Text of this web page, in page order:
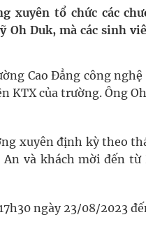
ngoại viện toàn quốc
lực tăng trưởng mới của
quyền địa phương hai cấp
nghị của chuyên gia
xuyên tổ chức các
Oh Duk, mà các sinh
Cao Đẳng công
KTX của trường. Ông
xuyên định kỳ theo
và khách mời đến từ
ngày 23/08/2023